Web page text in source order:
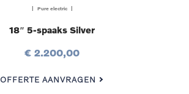
| Pure electric |
18″ 5-spaaks Silver
€ 2.200,00
OFFERTE AANVRAGEN